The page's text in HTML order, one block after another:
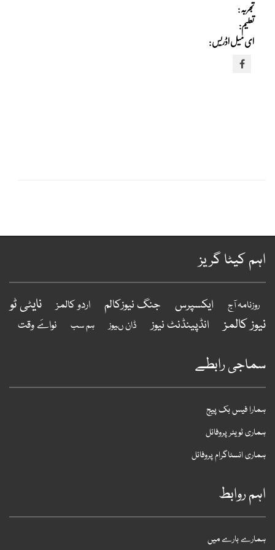
تجربہ :
تعلیم:
ای میل اڈریس :
کیٹا گریز
روزنامہ آج ایکسپرس جنگ نیوزکالم اردو کالمز
نایٹی ٹو
کالمز
انڈپینڈنٹ نیوز ڈان ںیوز ہم سب نواےَ وقت
رابطے
فیس بک پیج
ٹویٹر پروفائل
انسٹاگرام پروفائل
روابط
بارے میں